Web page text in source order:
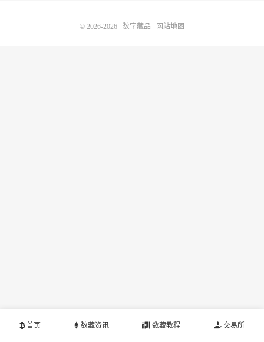
首页 数藏资讯 数藏教程 交易所
© 2026-2026 数字藏品 网站地图